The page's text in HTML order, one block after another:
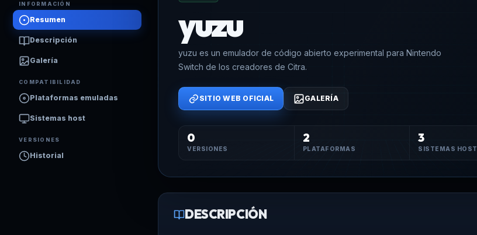
INFORMACIÓN
Resumen
Descripción
Galería
COMPATIBILIDAD
Plataformas emuladas
Sistemas host
VERSIONES
Historial
yuzu
yuzu es un emulador de código abierto experimental para Nintendo
Switch de los creadores de Citra.
SITIO WEB OFICIAL GALERÍA
0
VERSIONES
2
PLATAFORMAS
3
SISTEMAS HOST
DESCRIPCIÓN